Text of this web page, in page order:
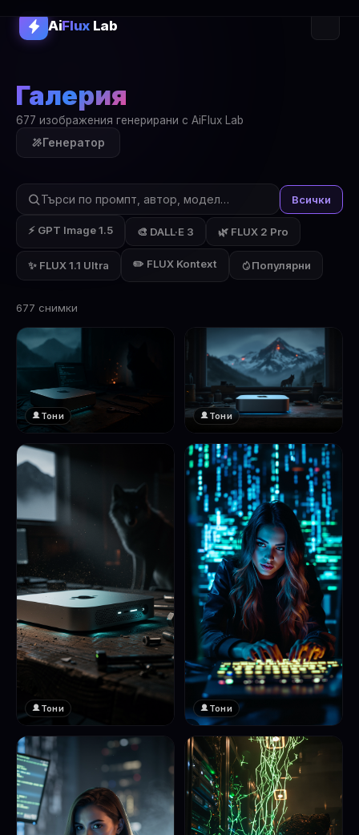
AiFluxLab
Галерия
677 изображения генерирани с AiFlux Lab
Генератор
Всички
⚡ GPT Image 1.5 🎨 DALL·E 3 🌿 FLUX 2 Pro
✨ FLUX 1.1 Ultra ✏️ FLUX Kontext Популярни
677 снимки
Тони Тони
Тони
❤️
1
Тони